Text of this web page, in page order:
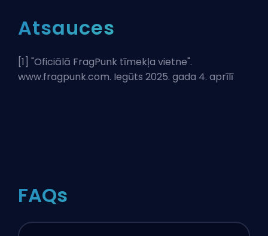
Atsauces
[1] "Oficiālā FragPunk tīmekļa vietne".
www.fragpunk.com. Iegūts 2025. gada 4. aprīlī
FAQs